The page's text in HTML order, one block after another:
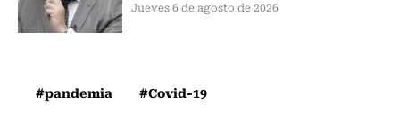
Jueves 6 de agosto de 2026
#pandemia #Covid-19